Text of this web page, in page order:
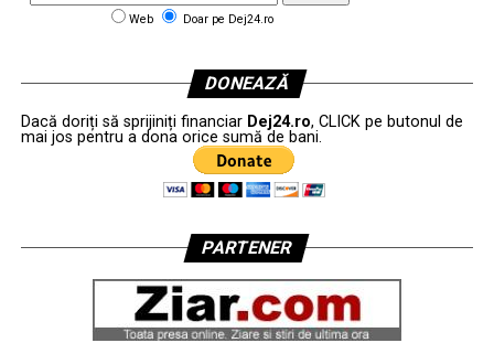
Web Doar pe Dej24.ro
DONEAZĂ
Dacă doriți să sprijiniți financiar Dej24.ro, CLICK pe butonul de
mai jos pentru a dona orice sumă de bani.
PARTENER